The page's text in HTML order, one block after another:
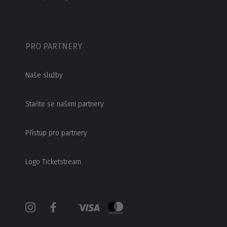
PRO PARTNERY
Naše služby
Staňte se našimi partnery
Přístup pro partnery
Logo Ticketstream